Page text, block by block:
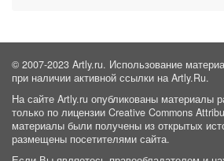
© 2007-2023 Artly.ru. Использование
при наличии активной ссылки на Artly.Ru.
На сайте Artly.ru опубликованы материалы
только по лицензии Creative Commons
материалы были получены из открытых
размещены посетителями сайта.